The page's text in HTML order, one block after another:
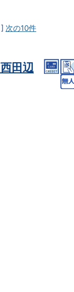
次の10件
田辺